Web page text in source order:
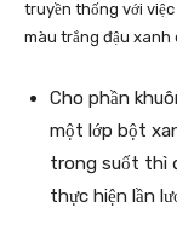
truyền thống với
màu trắng đậu xanh
Cho phần
một lớp bột
trong suốt thì
thực hiện lần